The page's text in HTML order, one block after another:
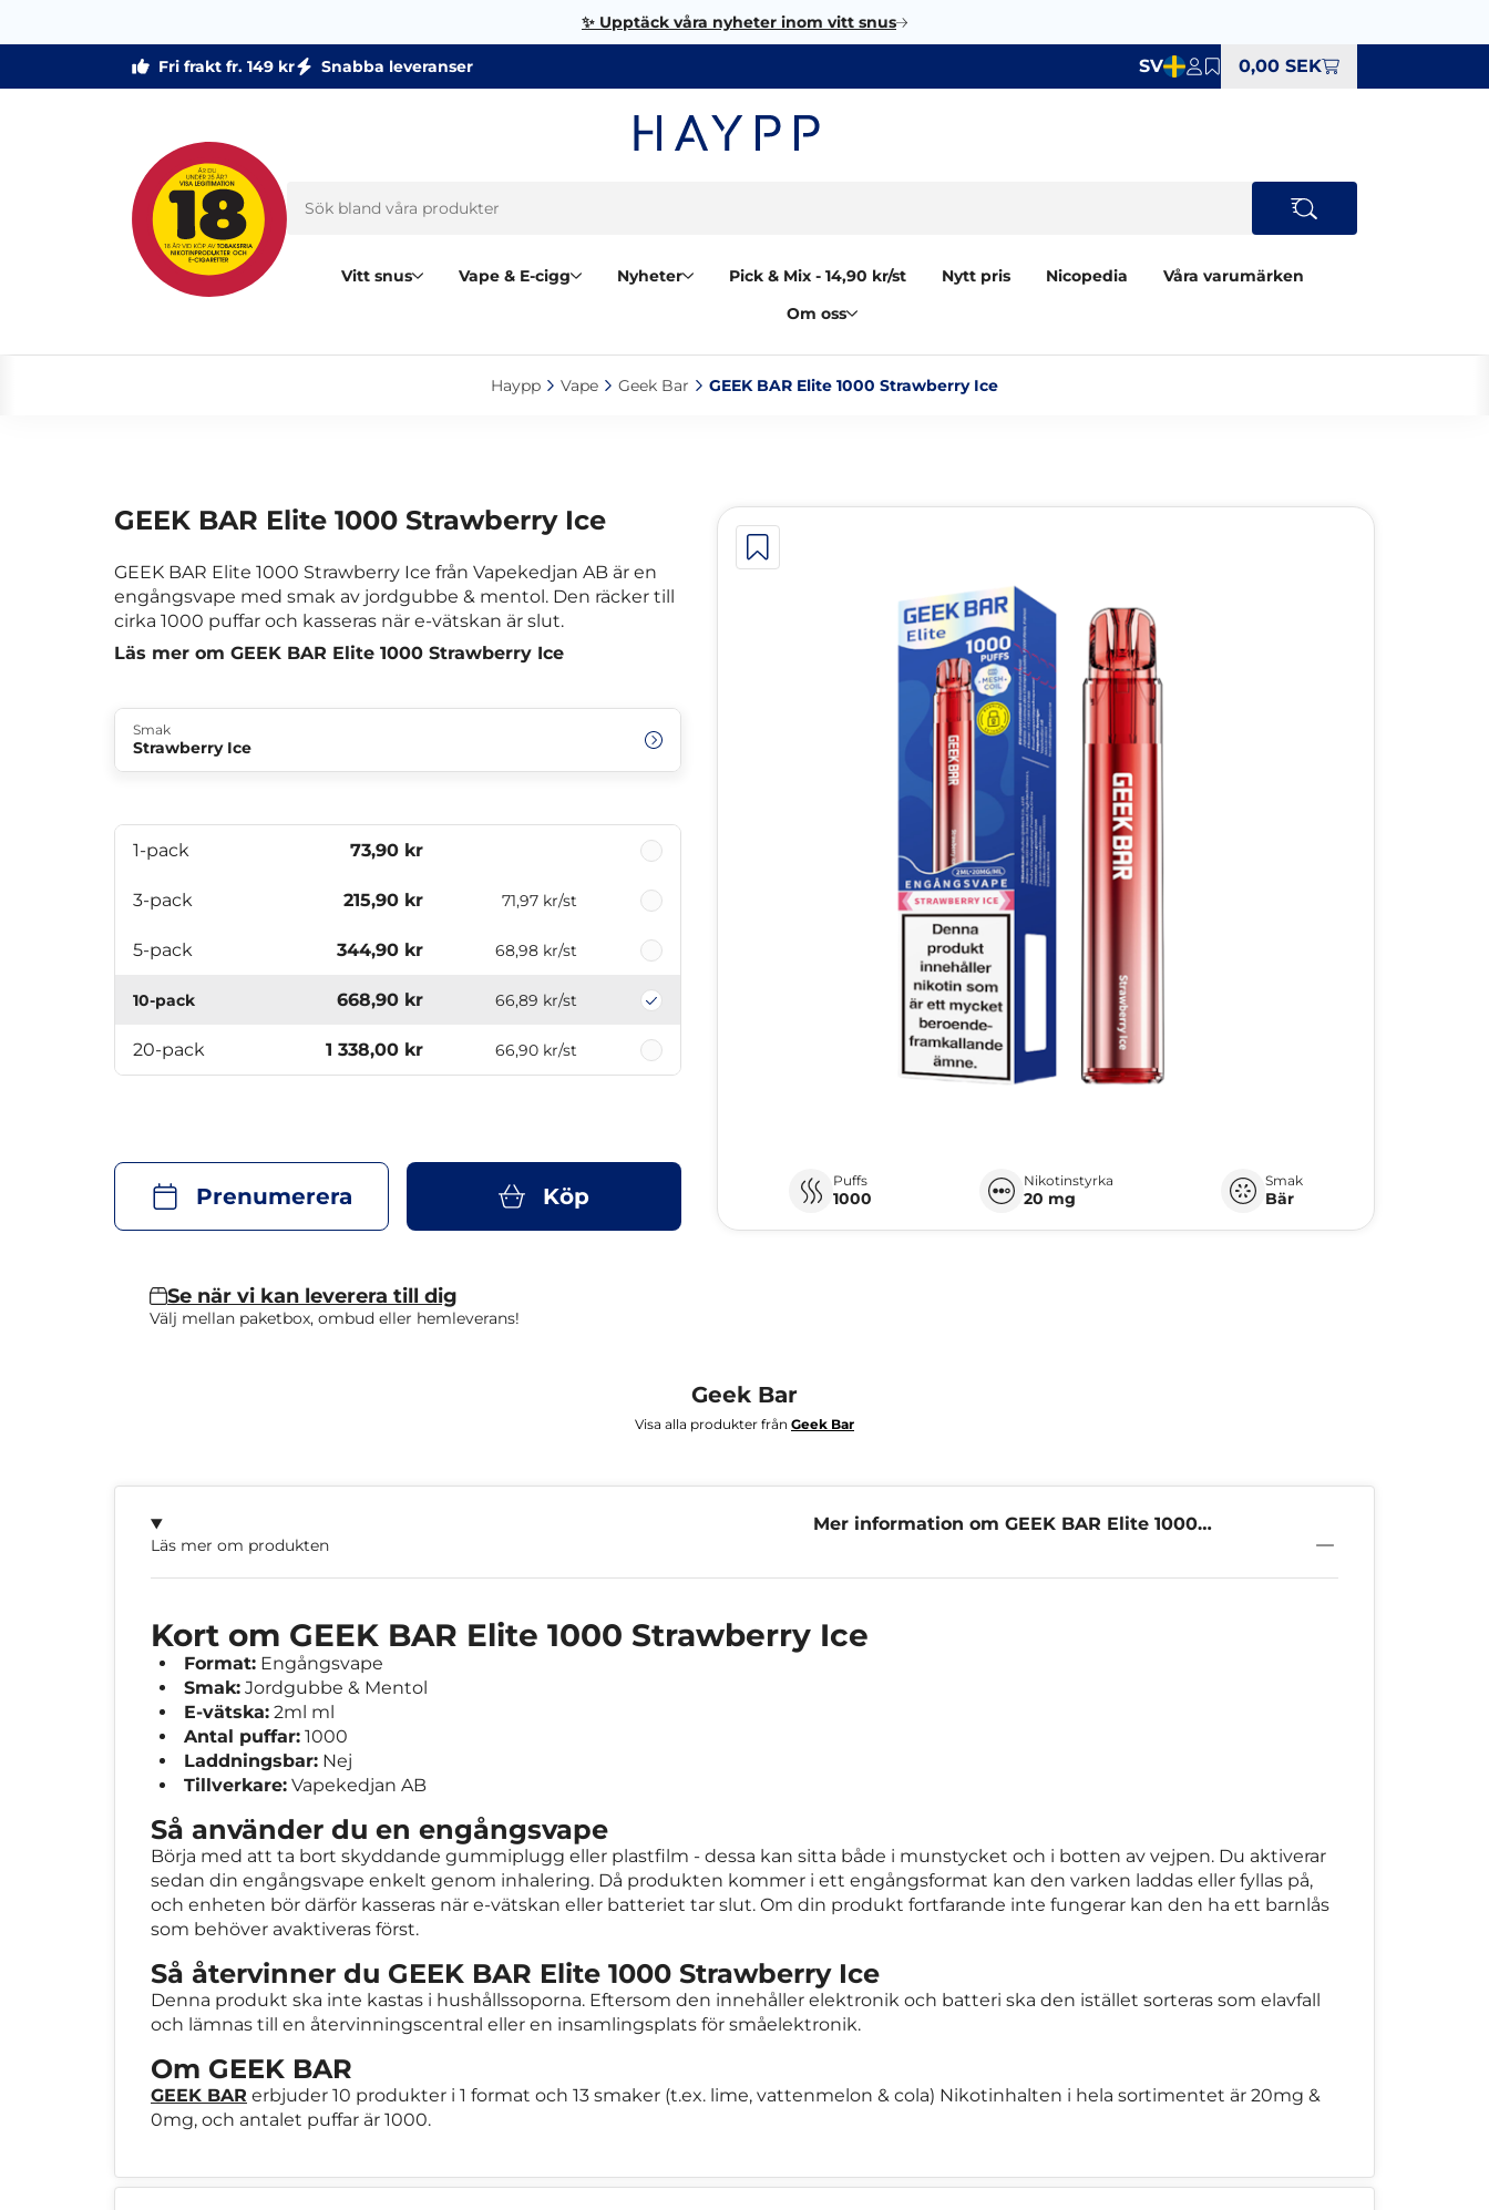
✨ Upptäck våra nyheter inom vitt snus
Fri frakt fr. 149 kr Snabba leveranser SV 0,00 SEK
Vitt snus Vape & E-cigg Nyheter Pick & Mix - 14,90 kr/st Nytt pris Nicopedia
Våra varumärken
Om oss
Haypp‎ Vape‎ Geek Bar‎ GEEK BAR Elite 1000 Strawberry Ice‎
GEEK BAR Elite 1000 Strawberry Ice
GEEK BAR Elite 1000 Strawberry Ice från Vapekedjan AB är en
engångsvape med smak av jordgubbe & mentol. Den räcker till
cirka 1000 puffar och kasseras när e-vätskan är slut.
Läs mer om GEEK BAR Elite 1000 Strawberry Ice
Puffs
1000
Nikotinstyrka
20 mg
Smak
Bär
Smak
Strawberry Ice
1-pack 73,90 kr
3-pack 215,90 kr 71,97 kr/st
5-pack 344,90 kr 68,98 kr/st
10-pack 668,90 kr 66,89 kr/st
20-pack 1 338,00 kr 66,90 kr/st
Prenumerera Köp
Se när vi kan leverera till dig
Välj mellan paketbox, ombud eller hemleverans!
Mer information om GEEK BAR Elite 1000
Läs mer om produkten
Kort om GEEK BAR Elite 1000 Strawberry Ice
Format: Engångsvape
Smak: Jordgubbe & Mentol
E-vätska: 2ml ml
Antal puffar: 1000
Laddningsbar: Nej
Tillverkare: Vapekedjan AB
Så använder du en engångsvape
Börja med att ta bort skyddande gummiplugg eller plastfilm - dessa kan sitta både i munstycket och i botten av vejpen. Du aktiverar
sedan din engångsvape enkelt genom inhalering. Då produkten kommer i ett engångsformat kan den varken laddas eller fyllas på,
och enheten bör därför kasseras när e-vätskan eller batteriet tar slut. Om din produkt fortfarande inte fungerar kan den ha ett barnlås
som behöver avaktiveras först.
Så återvinner du GEEK BAR Elite 1000 Strawberry Ice
Denna produkt ska inte kastas i hushållssoporna. Eftersom den innehåller elektronik och batteri ska den istället sorteras som elavfall
och lämnas till en återvinningscentral eller en insamlingsplats för småelektronik.
Om GEEK BAR
GEEK BAR erbjuder 10 produkter i 1 format och 13 smaker (t.ex. lime, vattenmelon & cola) Nikotinhalten i hela sortimentet är 20mg &
0mg, och antalet puffar är 1000.
Geek Bar
Visa alla produkter från Geek Bar